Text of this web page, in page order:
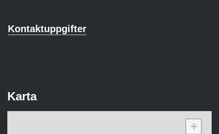
Kontaktuppgifter
Karta
+